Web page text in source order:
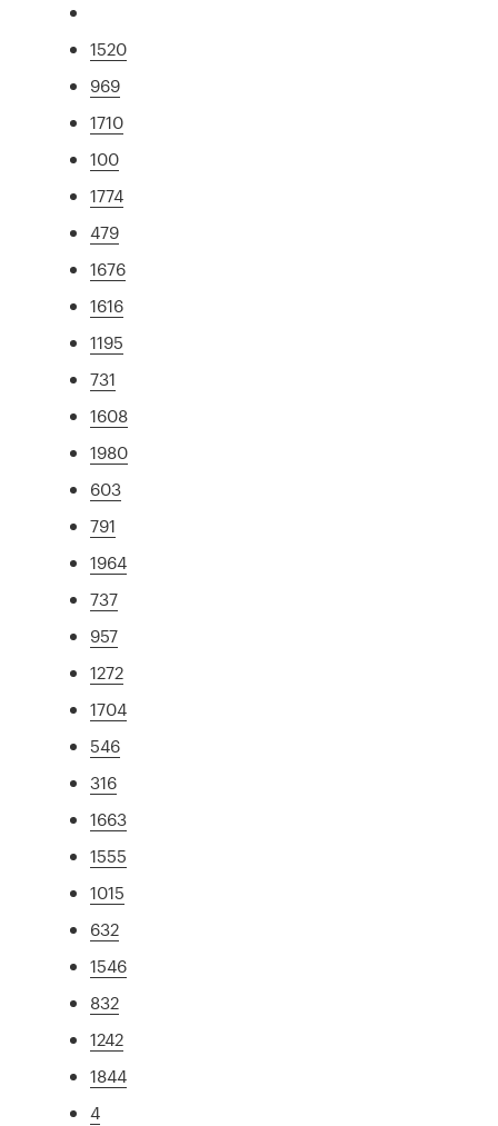
1520
969
1710
100
1774
479
1676
1616
1195
731
1608
1980
603
791
1964
737
957
1272
1704
546
316
1663
1555
1015
632
1546
832
1242
1844
4